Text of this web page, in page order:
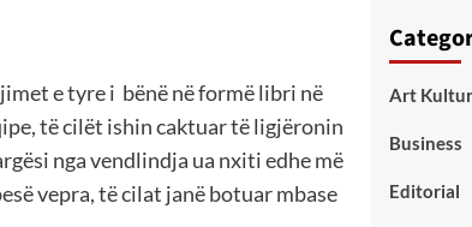
e tyre i bënë në formë libri në
të cilët ishin caktuar të ligjëronin
nga vendlindja ua nxiti edhe më
vepra, të cilat janë botuar mbase
Art
Business
Editorial